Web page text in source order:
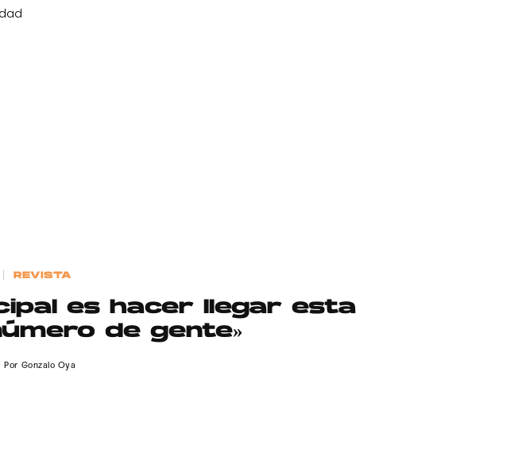
REVISTA
es hacer llegar esta
de gente»
Por Gonzalo Oya